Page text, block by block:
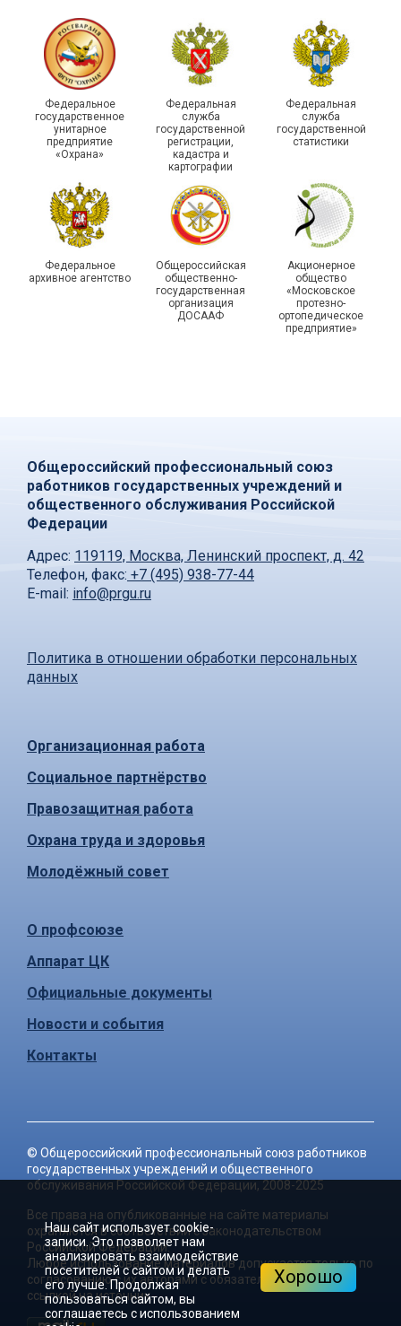
215-й юбилей
государственной
статистики отметили в
Республике Саха (Якутия)
Храбрым детям – добрые
подарки
Федеральное
государственное
унитарное
предприятие
«Охрана»
Федеральная
служба
государственной
регистрации,
кадастра и
картографии
Федеральная
служба
государственной
статистики
Федеральное
архивное агентство
Общероссийская
общественно-
государственная
организация
ДОСААФ
Акционерное
общество
«Московское
протезно-
ортопедическое
предприятие»
Общероссийский профессиональный союз
работников государственных учреждений и
общественного обслуживания Российской
Федерации
Адрес: 119119, Москва, Ленинский проспект, д. 42
Телефон, факс: +7 (495) 938-77-44
E-mail: info@prgu.ru
Политика в отношении обработки персональных
данных
Организационная работа
Социальное партнёрство
Правозащитная работа
Охрана труда и здоровья
Молодёжный совет
О профсоюзе
Аппарат ЦК
Официальные документы
Новости и события
Контакты
© Общероссийский профессиональный союз работников
государственных учреждений и общественного
обслуживания Российской Федерации, 2008-2025
Все права на опубликованные на сайте материалы
охраняются в соответствии с законодательством
Российской Федерации.
Любое использование материалов допускается только по
согласованию с их авторами с обязательной активной
ссылкой на источник.
Наш сайт использует cookie-
записи. Это позволяет нам
анализировать взаимодействие
посетителей с сайтом и делать
его лучше. Продолжая
пользоваться сайтом, вы
соглашаетесь с использованием
Хорошо